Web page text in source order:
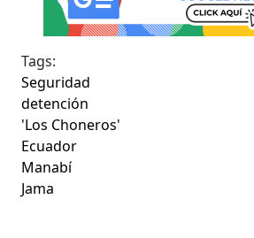
Tags:
Seguridad
detención
'Los Choneros'
Ecuador
Manabí
Jama